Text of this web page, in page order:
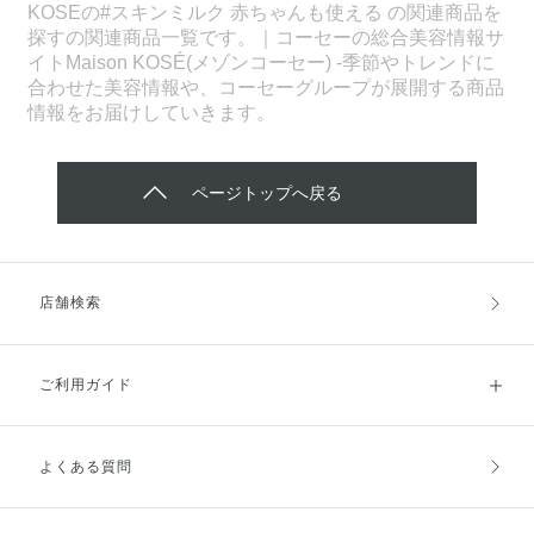
KOSEの#スキンミルク 赤ちゃんも使える の関連商品を
探すの関連商品一覧です。｜コーセーの総合美容情報サ
イトMaison KOSÉ(メゾンコーセー) -季節やトレンドに
合わせた美容情報や、コーセーグループが展開する商品
情報をお届けしていきます。
ページトップへ戻る
店舗検索
ご利用ガイド
ご利用ガイドトップ
よくある質問